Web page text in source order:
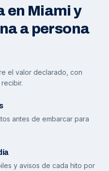
en Miami y
a persona
el valor declarado, con
antes de embarcar para
y avisos de cada hito por